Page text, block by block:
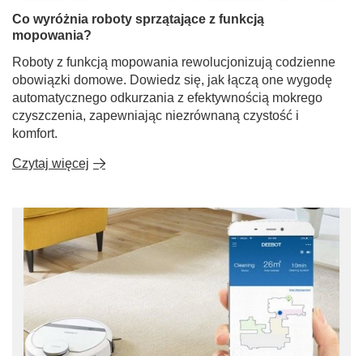
Co wyróżnia roboty sprzątające z funkcją
mopowania?
Roboty z funkcją mopowania rewolucjonizują codzienne
obowiązki domowe. Dowiedz się, jak łączą one wygodę
automatycznego odkurzania z efektywnością mokrego
czyszczenia, zapewniając niezrównaną czystość i
komfort.
Czytaj więcej